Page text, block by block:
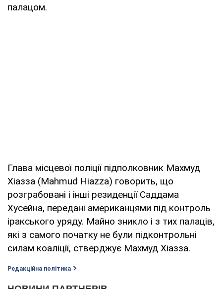
палацом.
Глава місцевої поліції підполковник Махмуд
Хіазза (Mahmud Hiazza) говорить, що
розграбовані і інші резиденції Саддама
Хусейна, передані американцями під контроль
іракського уряду. Майно зникло і з тих палаців,
які з самого початку не були підконтрольні
силам коаліції, стверджує Махмуд Хіазза.
Редакційна політика